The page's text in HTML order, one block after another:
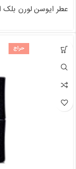
عطر ایوسن لورن بلک
حراج